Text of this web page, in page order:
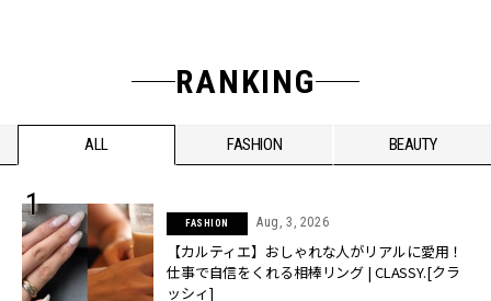
RANKING
ALL FASHION BEAUTY
FASHION Aug, 3, 2026
【カルティエ】おしゃれな人がリアルに愛用！
仕事で自信をくれる相棒リング | CLASSY.[クラ
ッシィ]